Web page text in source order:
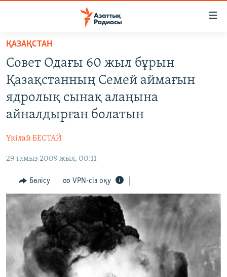
Skip
main
content
to
main
Skip
to
ҚАҢТАР ОҚИҒАСЫ
ӘЛЕМ
АРНАЙЫ ЖОБАЛАР
Русский
ЖАЗЫЛЫҢЫЗ
ҚАЗАҚСТАН
Совет Одағы 60 жыл бұрын
Қазақстанның Семей аймағын
ядролық сынақ алаңына
айналдырған болатын
Үкілай БЕСТАЙ
29 тамыз 2009 жыл, 00:11
Бөлісу VPN-сіз оқу